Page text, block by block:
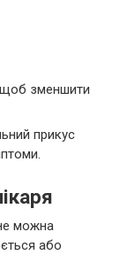
щоб зменшити
прикус
можна
або